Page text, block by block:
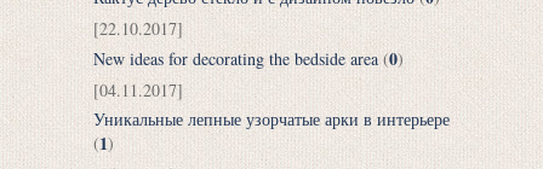
[22.10.2017]
New ideas for decorating the bedside area (0)
[04.11.2017]
Уникальные лепные узорчатые арки в интерьере
(1)